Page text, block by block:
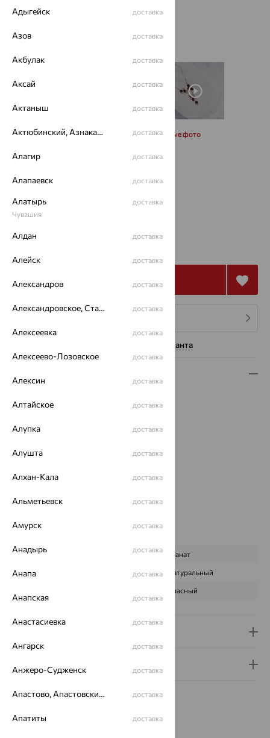
Запросить дополнительные фото
Калькулятор размера
от 56 805
Нужна помощь консультанта
Металл:Золото
Цвет металла:
Страна происхождения:
РОССИЯ
Бренд:SOKOLOV
Вес металла:
Наименование цвета вставки:
ВИД КАМНЯ Гранат
ПРОИСХОЖДЕНИЕ Натуральный
Красный
Гарантия и возврат
Адыгейск доставка
Азов доставка
Акбулак доставка
Аксай доставка
Актаныш доставка
Актюбинский, Азнакаевский район доставка
Алагир доставка
Алапаевск доставка
Алатырь
Чувашия
доставка
Алдан доставка
Алейск доставка
Александров доставка
Александровское, Ставропольский край доставка
Алексеевка доставка
Алексеево-Лозовское доставка
Алексин доставка
Алтайское доставка
Алупка доставка
Алушта доставка
Алхан-Кала доставка
Альметьевск доставка
Амурск доставка
Анадырь доставка
Анапа доставка
Анапская доставка
Анастасиевка доставка
Ангарск доставка
Анжеро-Судженск доставка
Апастово, Апастовский район доставка
Апатиты доставка